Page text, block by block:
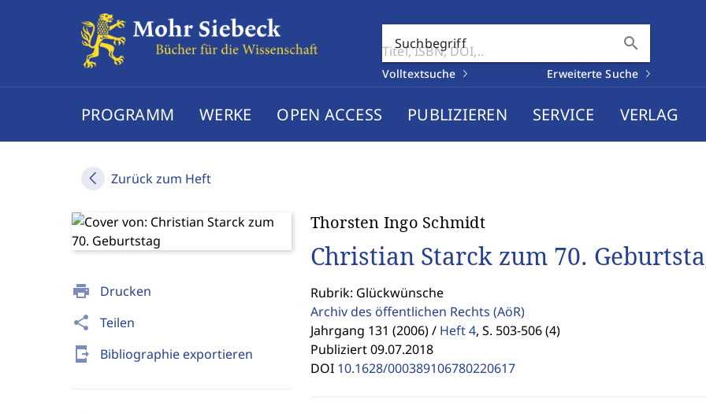
Suchbegriff search
Volltextsuche Erweiterte Suche
PROGRAMM WERKE OPEN ACCESS PUBLIZIEREN SERVICE VERLAG
Zurück zum Heft
print Drucken
share Teilen
send_to_mobile Bibliographie exportieren
Thorsten Ingo Schmidt
Christian Starck zum 70.
Rubrik: Glückwünsche
Archiv des öffentlichen Rechts (AöR)
Jahrgang 131 (2006) / Heft 4, S. 503-506 (4)
Publiziert 09.07.2018
DOI 10.1628/000389106780220617